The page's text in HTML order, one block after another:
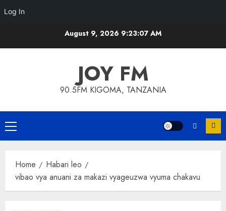
Log In
August 9, 2026 9:23:08 AM
JOY FM
90.5FM KIGOMA, TANZANIA
Primary
Menu
Home
Habari leo
vibao vya anuani za makazi vyageuzwa vyuma chakavu